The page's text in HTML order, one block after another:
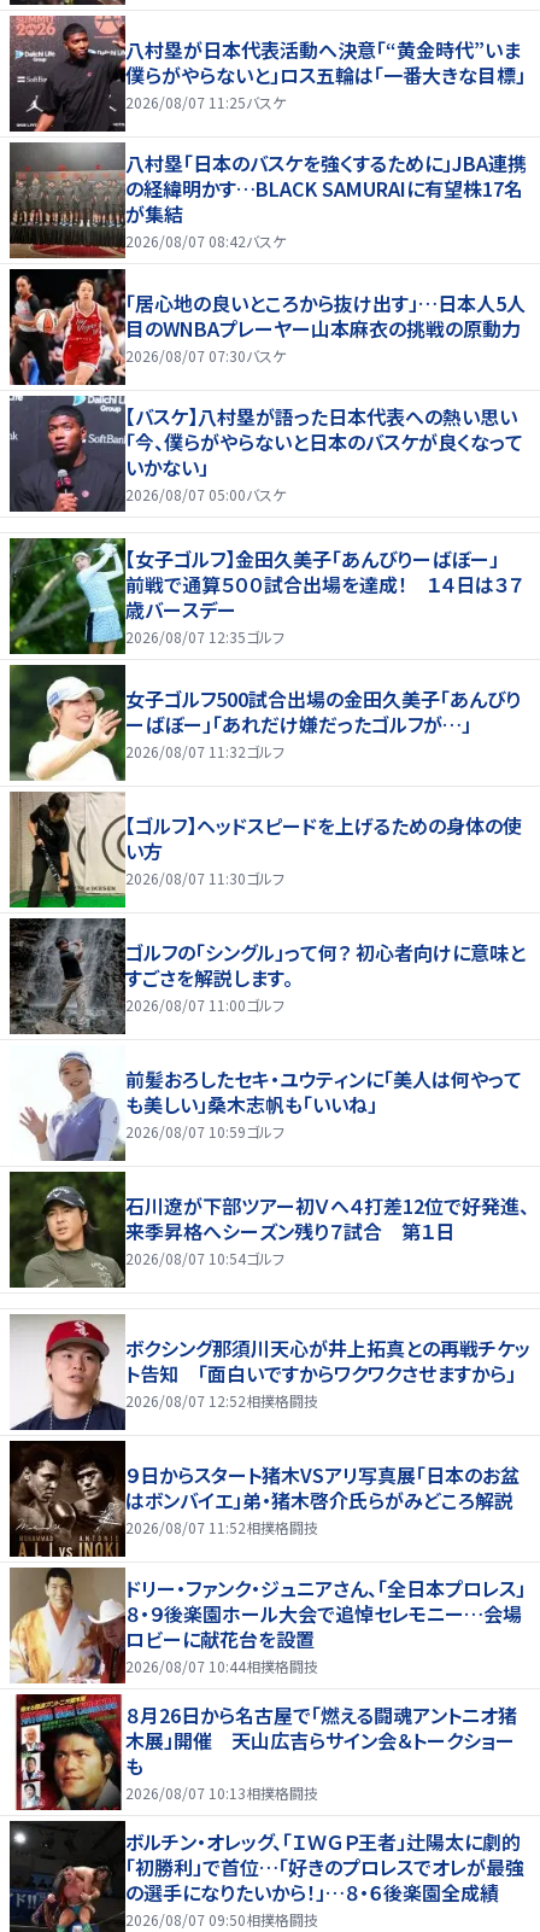
八村塁が日本代表活動へ決意「“黄金時代”いま
僕らがやらないと」ロス五輪は「一番大きな目標」
2026/08/07 11:25バスケ
八村塁「日本のバスケを強くするために」JBA連携
の経緯明かす…BLACK SAMURAIに有望株17名
が集結
2026/08/07 08:42バスケ
「居心地の良いところから抜け出す」…日本人5人
目のWNBAプレーヤー山本麻衣の挑戦の原動力
2026/08/07 07:30バスケ
【バスケ】八村塁が語った日本代表への熱い思い
「今、僕らがやらないと日本のバスケが良くなって
いかない」
2026/08/07 05:00バスケ
【女子ゴルフ】金田久美子「あんびりーばぼー」
前戦で通算５００試合出場を達成！ １４日は３７
歳バースデー
2026/08/07 12:35ゴルフ
女子ゴルフ500試合出場の金田久美子「あんびり
ーばぼー」「あれだけ嫌だったゴルフが…」
2026/08/07 11:32ゴルフ
【ゴルフ】ヘッドスピードを上げるための身体の使
い方
2026/08/07 11:30ゴルフ
ゴルフの「シングル」って何？ 初心者向けに意味と
すごさを解説します。
2026/08/07 11:00ゴルフ
前髪おろしたセキ・ユウティンに「美人は何やって
も美しい」桑木志帆も「いいね」
2026/08/07 10:59ゴルフ
石川遼が下部ツアー初Ｖへ４打差12位で好発進、
来季昇格へシーズン残り７試合 第１日
2026/08/07 10:54ゴルフ
ボクシング那須川天心が井上拓真との再戦チケッ
ト告知 「面白いですからワクワクさせますから」
2026/08/07 12:52相撲格闘技
９日からスタート猪木VSアリ写真展「日本のお盆
はボンバイエ」弟・猪木啓介氏らがみどころ解説
2026/08/07 11:52相撲格闘技
ドリー・ファンク・ジュニアさん、「全日本プロレス」
８・９後楽園ホール大会で追悼セレモニー…会場
ロビーに献花台を設置
2026/08/07 10:44相撲格闘技
８月26日から名古屋で「燃える闘魂アントニオ猪
木展」開催 天山広吉らサイン会＆トークショー
も
2026/08/07 10:13相撲格闘技
ボルチン・オレッグ、「ＩＷＧＰ王者」辻陽太に劇的
「初勝利」で首位…「好きのプロレスでオレが最強
の選手になりたいから！」…８・６後楽園全成績
2026/08/07 09:50相撲格闘技